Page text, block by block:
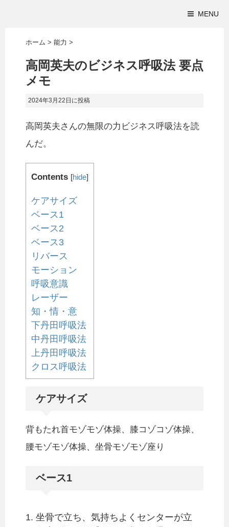
MENU
ホーム > 能力 >
高岡英夫のビジネス呼吸法 要点
メモ
2024年3月22日 に投稿
高岡英夫さんの無限の力ビジネス呼吸法を読
んだ。
Contents [hide]
ケアサイズ
ベース1
ベース2
ベース3
リバース
モーション
呼吸意識
レーザー
知・情・意
下丹田呼吸法
中丹田呼吸法
上丹田呼吸法
クロス呼吸法
ケアサイズ
背もたれ首モゾモゾ体操、膝コゾコゾ体操、
腰モゾモゾ体操、坐骨モゾモゾ座り
ベース1
坐骨で立ち、気持ちよくセンターが立